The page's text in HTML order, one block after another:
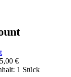
€
1 Stück